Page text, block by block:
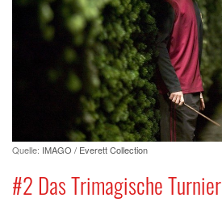
Quelle: IMAGO / Everett Collection
#2 Das Trimagische Turnier